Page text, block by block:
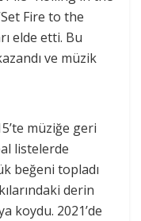
Fire to the
elde etti. Bu
ve müzik
müziğe geri
listelerde
beğeni topladı
derin
koydu. 2021’de